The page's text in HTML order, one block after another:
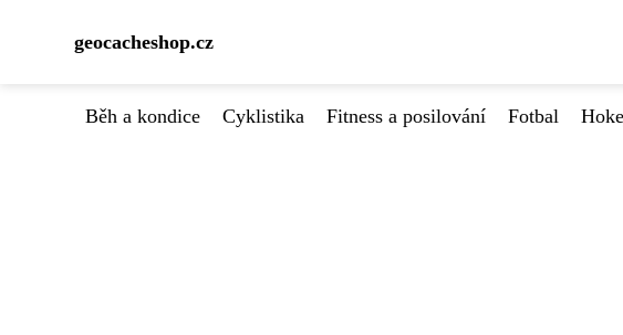
geocacheshop.cz
Běh a kondice Cyklistika Fitness a posilování Fotbal